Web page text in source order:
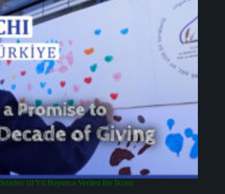
Sözden 10 Yıl Boyunca Verilen Bir İkram